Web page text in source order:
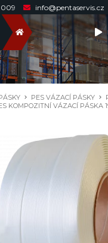
info@pentaservis.cz
PES VÁZACÍ PÁSKY
KOMPOZITNÍ VÁZACÍ PÁSKA